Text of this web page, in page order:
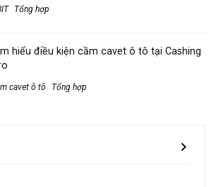
Tổng hợp
hiểu điều kiện cầm cavet ô tô tại Cashing
cavet ô tô Tổng hợp